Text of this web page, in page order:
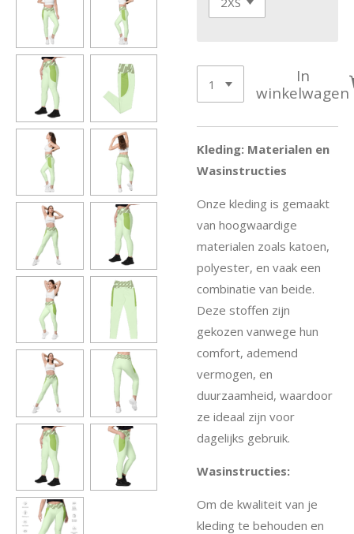
In
winkelwagen
Kleding: Materialen en
Wasinstructies
Onze kleding is gemaakt
van hoogwaardige
materialen zoals katoen,
polyester, en vaak een
combinatie van beide.
Deze stoffen zijn
gekozen vanwege hun
comfort, ademend
vermogen, en
duurzaamheid, waardoor
ze ideaal zijn voor
dagelijks gebruik.
Wasinstructies:
Om de kwaliteit van je
kleding te behouden en